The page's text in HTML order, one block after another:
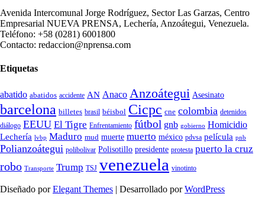
Avenida Intercomunal Jorge Rodríguez, Sector Las Garzas, Centro
Empresarial NUEVA PRENSA, Lechería, Anzoátegui, Venezuela.
Teléfono: +58 (0281) 6001800
Contacto: redaccion@nprensa.com
Etiquetas
abatido abatidos accidente AN Anaco Anzoátegui Asesinato
barcelona billetes brasil béisbol Cicpc cne colombia detenidos
diálogo EEUU El Tigre Enfrentamiento fútbol gnb gobierno Homicidio
Lechería lvbp Maduro mud muerte muerto méxico pdvsa película pnb
Polianzoátegui polibolivar Polisotillo presidente protesta puerto la cruz
robo Transporte Trump TSJ venezuela vinotinto
Diseñado porElegant Themes | Desarrollado porWordPress